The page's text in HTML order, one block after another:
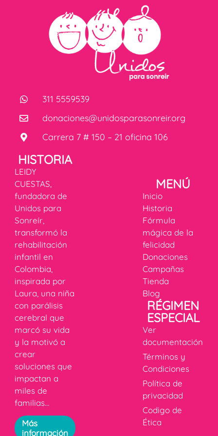
311 5559539
donaciones@unidosparasonreir.org
Carrera 7 # 150 – 21 oficina 106
HISTORIA
LEIDY
CUESTAS,
fundadora de
Unidos para
Sonreír,
transformó la
rehabilitación
infantil en
Colombia,
inspirada por
Laura, una niña
con parálisis
cerebral que
marcó su vida
y la motivó a
crear
soluciones que
impactan a
miles de
familias…
Más
información
MENÚ
Inicio
Historia
Fórmula
mágica de la
felicidad
Donaciones
Campañas
Tienda
Blog
RÉGIMEN
ESPECIAL
Ver
documentación
Términos y
Condiciones
Política de
privacidad
Codigo de
Ética